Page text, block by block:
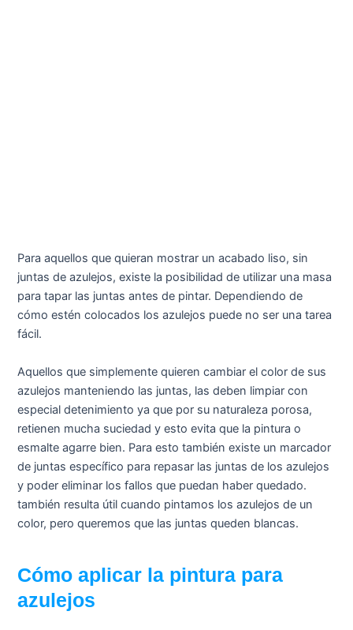
Para aquellos que quieran mostrar un acabado liso, sin
juntas de azulejos, existe la posibilidad de utilizar una masa
para tapar las juntas antes de pintar. Dependiendo de
cómo estén colocados los azulejos puede no ser una tarea
fácil.
Aquellos que simplemente quieren cambiar el color de sus
azulejos manteniendo las juntas, las deben limpiar con
especial detenimiento ya que por su naturaleza porosa,
retienen mucha suciedad y esto evita que la pintura o
esmalte agarre bien. Para esto también existe un marcador
de juntas específico para repasar las juntas de los azulejos
y poder eliminar los fallos que puedan haber quedado.
también resulta útil cuando pintamos los azulejos de un
color, pero queremos que las juntas queden blancas.
Cómo aplicar la pintura para
azulejos